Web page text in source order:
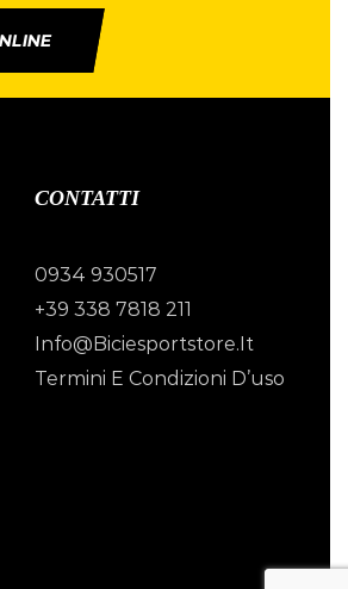
CONTATTI
0934 930517
+39 338 7818 211
Info@biciesportstore.it
Termini E Condizioni D’uso